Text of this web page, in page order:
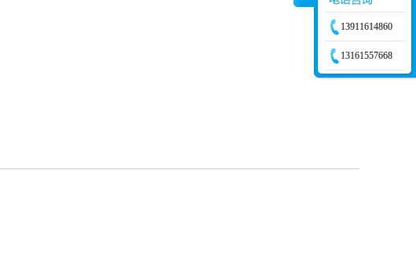
13911614860
13161557668